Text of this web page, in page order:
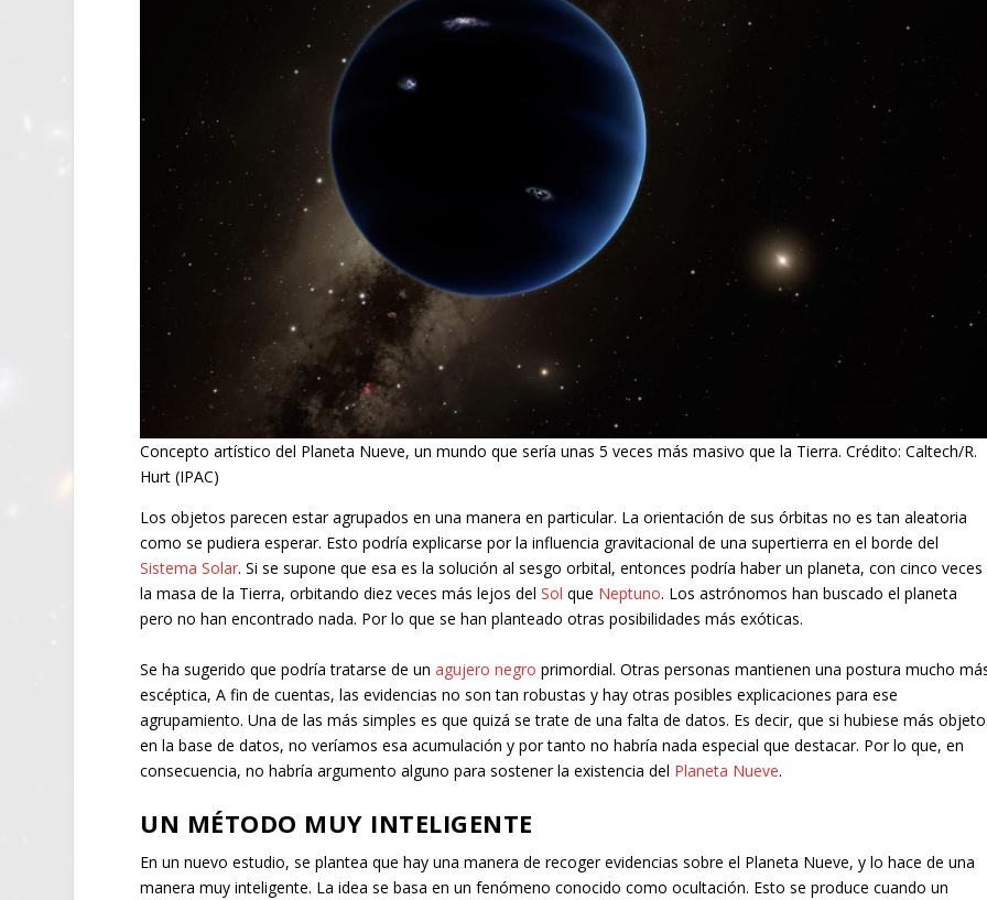
Concepto artístico del Planeta Nueve, un mundo que sería unas 5 veces más masivo que la Tierra. Crédito: Caltech/R.
Hurt (IPAC)
Los objetos parecen estar agrupados en una manera en particular. La orientación de sus órbitas no es tan aleatoria
como se pudiera esperar. Esto podría explicarse por la influencia gravitacional de una supertierra en el borde del
Sistema Solar. Si se supone que esa es la solución al sesgo orbital, entonces podría haber un planeta, con cinco veces
la masa de la Tierra, orbitando diez veces más lejos delSol que Neptuno. Los astrónomos han buscado el planeta
pero no han encontrado nada. Por lo que se han planteado otras posibilidades más exóticas.
Se ha sugerido que podría tratarse de unagujero negro primordial. Otras personas mantienen una postura mucho
escéptica, A fin de cuentas, las evidencias no son tan robustas y hay otras posibles explicaciones para ese
agrupamiento. Una de las más simples es que quizá se trate de una falta de datos. Es decir, que si hubiese más
en la base de datos, no veríamos esa acumulación y por tanto no habría nada especial que destacar. Por lo que, en
consecuencia, no habría argumento alguno para sostener la existencia del Planeta Nueve.
UN MÉTODO MUY INTELIGENTE
En un nuevo estudio, se plantea que hay una manera de recoger evidencias sobre el Planeta Nueve, y lo hace de una
manera muy inteligente. La idea se basa en un fenómeno conocido como ocultación. Esto se produce cuando un